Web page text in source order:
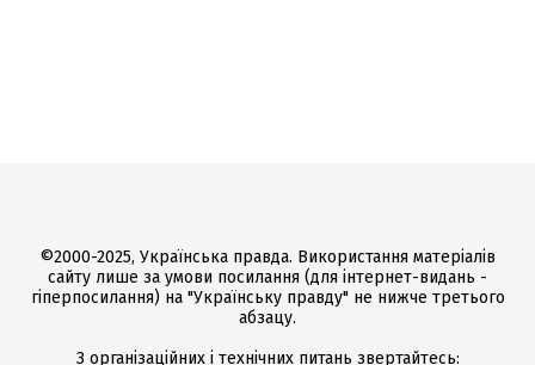
©2000-2025, Українська правда. Використання матеріалів
сайту лише за умови посилання (для інтернет-видань -
гіперпосилання) на "Українську правду" не нижче третього
абзацу.
З організаційних і технічних питань звертайтесь: